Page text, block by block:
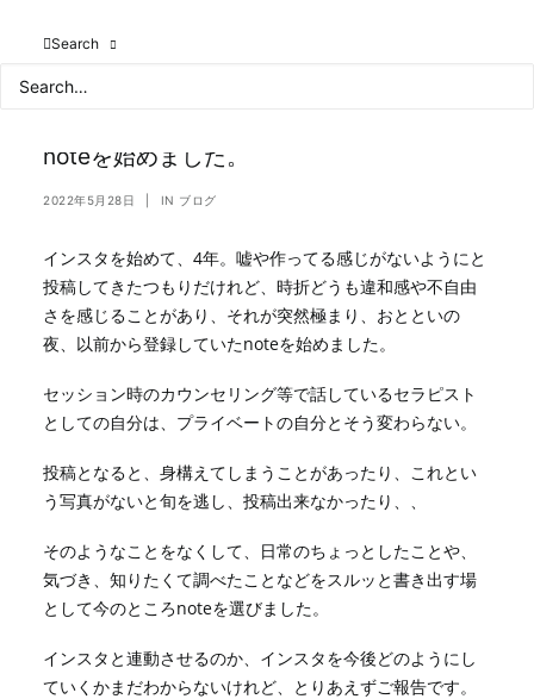
Search
noteを始めました。
2022年5月28日 IN ブログ
インスタを始めて、4年。嘘や作ってる感じがないようにと
投稿してきたつもりだけれど、時折どうも違和感や不自由
さを感じることがあり、それが突然極まり、おとといの
夜、以前から登録していたnoteを始めました。
セッション時のカウンセリング等で話しているセラピスト
としての自分は、プライベートの自分とそう変わらない。
投稿となると、身構えてしまうことがあったり、これとい
う写真がないと旬を逃し、投稿出来なかったり、、
そのようなことをなくして、日常のちょっとしたことや、
気づき、知りたくて調べたことなどをスルッと書き出す場
として今のところnoteを選びました。
インスタと連動させるのか、インスタを今後どのようにし
ていくかまだわからないけれど、とりあえずご報告です。